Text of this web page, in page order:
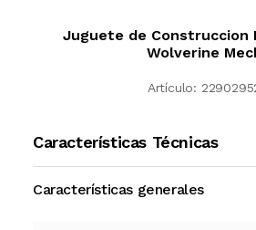
Juguete de Construccion
Wolverine
Artículo:
Características Técnicas
Características generales